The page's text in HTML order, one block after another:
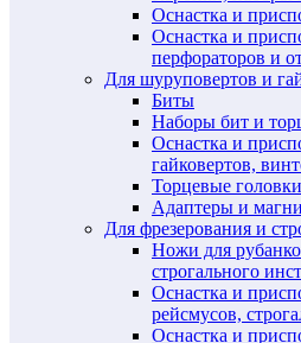
Оснастка и
Оснастка и
перфораторов и
Для шуруповертов и
Биты
Наборы бит и
Оснастка и
гайковертов,
Торцевые головки
Адаптеры и
Для фрезерования и
Ножи для
строгального
Оснастка и
рейсмусов,
Оснастка и